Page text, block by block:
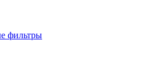
фильтры